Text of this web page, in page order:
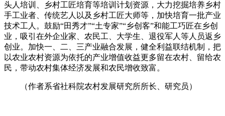
头人培训、乡村工匠培育等培训计划资源，大力挖掘培养乡村
手工业者、传统艺人以及乡村工匠大师等，加快培育一批产业
技术工人。鼓励“田秀才”“土专家”“乡创客”和能工巧匠在乡创
业，吸引在外企业家、农民工、大学生、退役军人等人员返乡
创业。加快一、二、三产业融合发展，健全利益联结机制，把
以农业农村资源为依托的产业增值收益更多留在农村、留给农
民，带动农村集体经济发展和农民增收致富。
（作者系省社科院农村发展研究所所长、研究员）